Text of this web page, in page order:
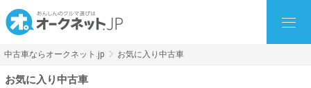
中古車ならオークネット.jp お気に入り中古車
お気に入り中古車